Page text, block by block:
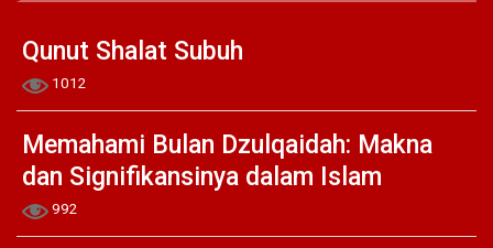
Qunut Shalat Subuh
1012
Memahami Bulan Dzulqaidah: Makna
dan Signifikansinya dalam Islam
992